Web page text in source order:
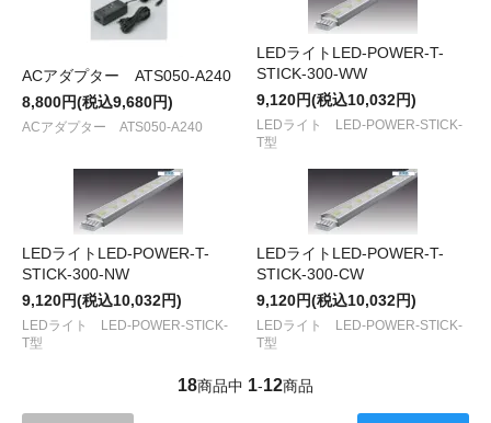
ACアダプター ATS050-A240
8,800円(税込9,680円)
ACアダプター ATS050-A240
LEDライトLED-POWER-T-
STICK-300-WW
9,120円(税込10,032円)
LEDライト LED-POWER-STICK-
T型
LEDライトLED-POWER-T-
STICK-300-NW
9,120円(税込10,032円)
LEDライト LED-POWER-STICK-
T型
LEDライトLED-POWER-T-
STICK-300-CW
9,120円(税込10,032円)
LEDライト LED-POWER-STICK-
T型
18商品中 1-12商品